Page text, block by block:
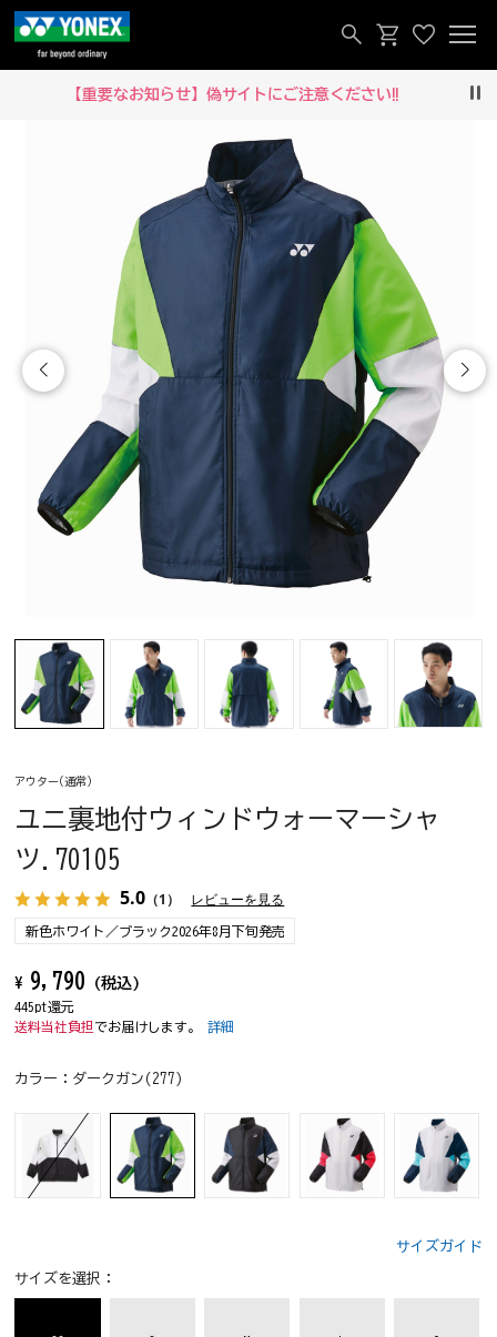
【重要なお知らせ】偽サイトにご注意ください‼
アウター(通常)
ユニ裏地付ウィンドウォーマーシャ
ツ.70105
5.0 （1） レビューを見る
新色ホワイト／ブラック2026年8月下旬発売
¥ 9,790 (税込)
445pt還元
送料当社負担 でお届けします。詳細
カラー： ダークガン(277)
サイズガイド
サイズを選択：